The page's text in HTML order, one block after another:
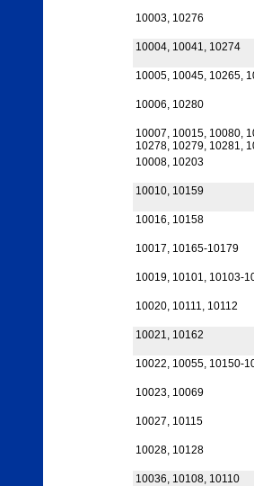
10003, 10276
10004, 10041, 10274
10005, 10045, 10265,
10006, 10280
10007, 10015, 10080,
10278, 10279, 10281,
10008, 10203
10010, 10159
10016, 10158
10017, 10165-10179
10019, 10101, 10103-
10020, 10111, 10112
10021, 10162
10022, 10055, 10150-
10023, 10069
10027, 10115
10028, 10128
10036, 10108, 10110